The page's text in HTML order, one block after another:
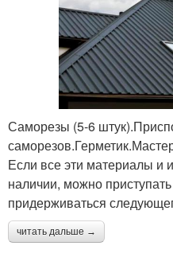
Саморезы (5-6
Если все эти материалы и
наличии, можно
придерживаться
читать дальше →